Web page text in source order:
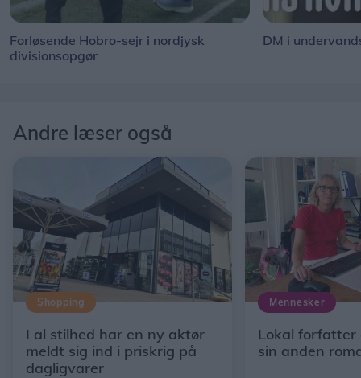
Forløsende Hobro-sejr i nordjysk
divisionsopgør
DM i
Andre læser også
Shopping
I al stilhed har en ny aktør
meldt sig ind i priskrig på
dagligvarer
Mennesker
Lokal forfatter
sin anden